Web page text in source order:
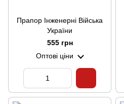
Прапор Інженерні Війська
України
555 грн
Оптові ціни